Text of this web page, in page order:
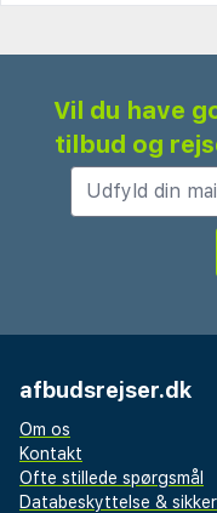
Vil du have
tilbud og
afbudsrejser.dk
Om os
Kontakt
Ofte stillede spørgsmål
Databeskyttelse &